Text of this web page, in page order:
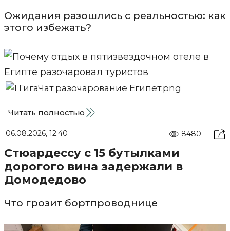
Ожидания разошлись с реальностью: как
этого избежать?
Читать полностью
06.08.2026, 12:40 8480
Стюардессу с 15 бутылками
дорогого вина задержали в
Домодедово
Что грозит бортпроводнице